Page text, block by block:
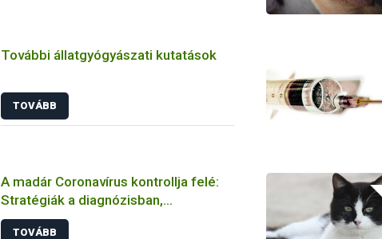
További állatgyógyászati kutatások
TOVÁBB
A madár Coronavírus kontrollja felé:
Stratégiák a diagnózisban,
megelőzésben és vakcinálásban
TOVÁBB